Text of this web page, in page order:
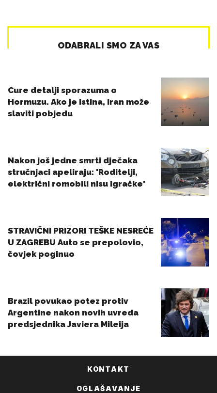
KONTAKT
OGLAŠAVANJE